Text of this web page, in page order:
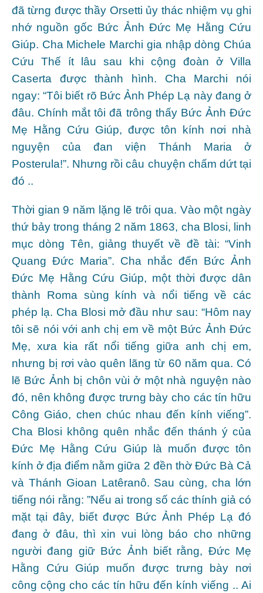
đã từng được thầy Orsetti ủy thác nhiệm vụ ghi
nhớ nguồn gốc Bức Ảnh Đức Mẹ Hằng Cứu
Giúp. Cha Michele Marchi gia nhập dòng Chúa
Cứu Thế ít lâu sau khi cộng đoàn ở Villa
Caserta được thành hình. Cha Marchi nói
ngay: “Tôi biết rõ Bức Ảnh Phép Lạ này đang ở
đâu. Chính mắt tôi đã trông thấy Bức Ảnh Đức
Mẹ Hằng Cứu Giúp, được tôn kính nơi nhà
nguyện của đan viện Thánh Maria ở
Posterula!”. Nhưng rồi câu chuyện chấm dứt tại
đó ..
Thời gian 9 năm lặng lẽ trôi qua. Vào một ngày
thứ bảy trong tháng 2 năm 1863, cha Blosi, linh
mục dòng Tên, giảng thuyết về đề tài: “Vinh
Quang Đức Maria”. Cha nhắc đến Bức Ảnh
Đức Mẹ Hằng Cứu Giúp, một thời được dân
thành Roma sùng kính và nổi tiếng về các
phép lạ. Cha Blosi mở đầu như sau: “Hôm nay
tôi sẽ nói với anh chị em về một Bức Ảnh Đức
Mẹ, xưa kia rất nổi tiếng giữa anh chị em,
nhưng bị rơi vào quên lãng từ 60 năm qua. Có
lẽ Bức Ảnh bị chôn vùi ở một nhà nguyện nào
đó, nên không được trưng bày cho các tín hữu
Công Giáo, chen chúc nhau đến kính viếng”.
Cha Blosi không quên nhắc đến thánh ý của
Đức Mẹ Hằng Cứu Giúp là muốn được tôn
kính ở địa điểm nằm giữa 2 đền thờ Đức Bà Cả
và Thánh Gioan Latêranô. Sau cùng, cha lớn
tiếng nói rằng: ”Nếu ai trong số các thính giả có
mặt tại đây, biết được Bức Ảnh Phép Lạ đó
đang ở đâu, thì xin vui lòng báo cho những
người đang giữ Bức Ảnh biết rằng, Đức Mẹ
Hằng Cứu Giúp muốn được trưng bày nơi
công cộng cho các tín hữu đến kính viếng .. Ai